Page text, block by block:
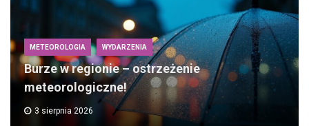
METEOROLOGIA WYDARZENIA
Burze w regionie – ostrzeżenie
meteorologiczne!
3 sierpnia 2026